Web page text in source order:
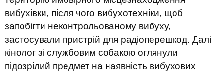
вибухівки, після чого вибухотехніки, щоб
запобігти неконтрольованому вибуху,
застосували пристрій для радіоперешкод. Далі
кінолог зі службовим собакою оглянули
підозрілий предмет на наявність вибухових